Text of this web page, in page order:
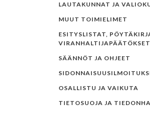
LAUTAKUNNAT JA
MUUT TOIMIELIMET
ESITYSLISTAT,
VIRANHALTIJAPÄÄTÖKSET
SÄÄNNÖT JA OHJEET
OSALLISTU JA VAIKUTA
TIETOSUOJA JA